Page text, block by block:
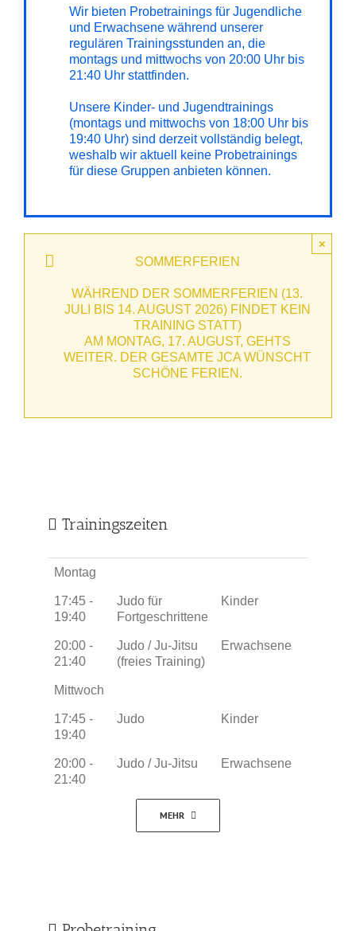
Wir bieten Probetrainings für Jugendliche
und Erwachsene während unserer
regulären Trainingsstunden an, die
montags und mittwochs von 20:00 Uhr bis
21:40 Uhr stattfinden.
Unsere Kinder- und Jugendtrainings
(montags und mittwochs von 18:00 Uhr bis
19:40 Uhr) sind derzeit vollständig belegt,
weshalb wir aktuell keine Probetrainings
für diese Gruppen anbieten können.
SOMMERFERIEN
WÄHREND DER SOMMERFERIEN (13.
JULI BIS 14. AUGUST 2026) FINDET KEIN
TRAINING STATT)
AM MONTAG, 17. AUGUST, GEHTS
WEITER. DER GESAMTE JCA WÜNSCHT
SCHÖNE FERIEN.
×
Trainingszeiten
Montag
17:45 -
19:40
Judo für
Fortgeschrittene
Kinder
20:00 -
21:40
Judo / Ju-Jitsu
(freies Training)
Erwachsene
Mittwoch
17:45 -
19:40
Judo Kinder
20:00 -
21:40
Judo / Ju-Jitsu Erwachsene
MEHR